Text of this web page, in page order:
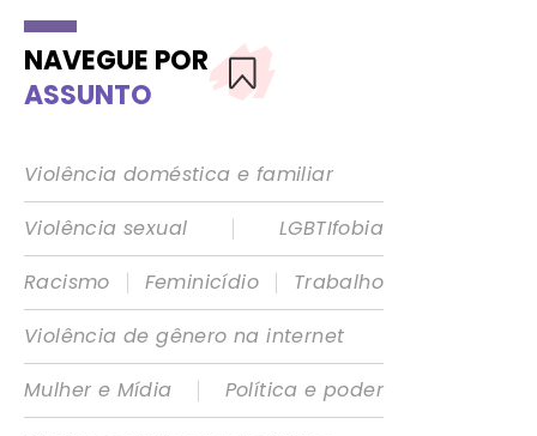
NAVEGUE POR
ASSUNTO
Violência doméstica e familiar
Violência sexual
|
LGBTIfobia
Racismo
| Feminicídio |
Trabalho
Violência de gênero na internet
Mulher e Mídia
|
Política e poder